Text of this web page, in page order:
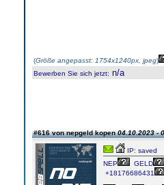
(Größe angepasst: 1754x1240px, jpeg)
Bewerben Sie sich jetzt: n/a
#616 von nepgeld kopen04.10.2023 -
IP: saved
NEP
GELD
+18176686431